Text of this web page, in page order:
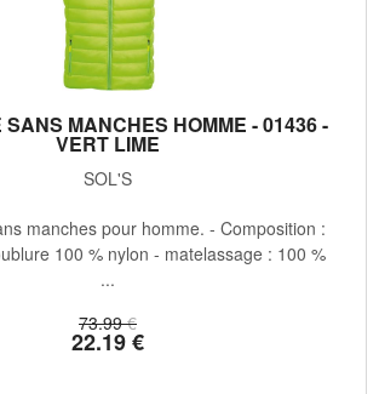
SANS MANCHES HOMME - 01436 -
VERT LIME
SOL'S
73.99 €
22.19€
manches pour homme. - Composition :
100 % nylon - matelassage : 100 %
...